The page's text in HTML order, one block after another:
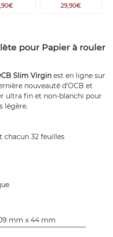
29,90€
pour Papier à rouler
Slim Virgin est en ligne sur
nouveauté d'OCB et
ultra fin et non-blanchi pour
légère.
chacun 32 feuilles
mm x 44 mm